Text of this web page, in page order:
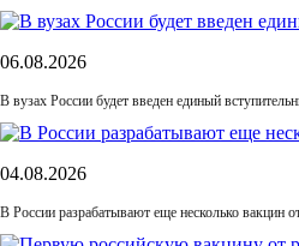
06.08.2026
В вузах России будет введен единый
04.08.2026
В России разрабатывают еще несколько вакцин